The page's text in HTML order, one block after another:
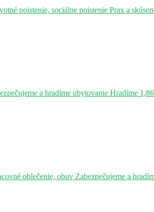
poistenie, sociálne poistenie Prax a
a hradíme ubytovanie Hradíme
oblečenie, obuv Zabezpečujeme a